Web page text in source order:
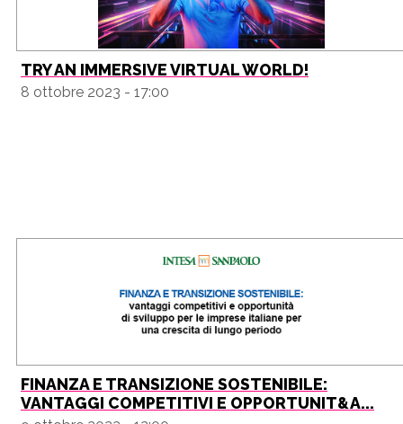
TRY AN IMMERSIVE VIRTUAL WORLD!
8 ottobre 2023 - 17:00
FINANZA E TRANSIZIONE SOSTENIBILE:
VANTAGGI COMPETITIVI E OPPORTUNIT&A...